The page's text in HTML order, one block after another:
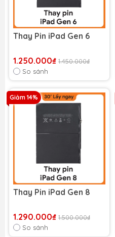
Thay Pin iPad Gen 6
1.250.000₫ 1.450.000₫
So sánh
Giảm 14%
Thay Pin iPad Gen 8
1.290.000₫ 1.500.000₫
So sánh